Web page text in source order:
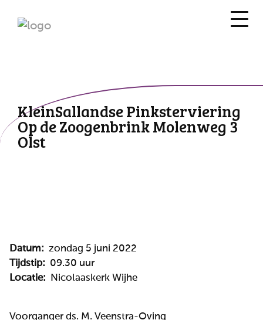
KleinSallandse Pinksterviering
Op de Zoogenbrink Molenweg 3
Olst
Datum: zondag 5 juni 2022
Tijdstip: 09.30 uur
Locatie:
Nicolaaskerk Wijhe
Voorganger ds. M. Veenstra-Oving